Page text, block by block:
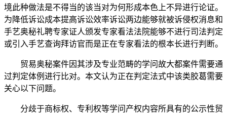
境此种做法是不得当的该当对为何形成本色上不异进行论证。
为降低诉讼成本提高诉讼效率诉讼两边能够就被诉侵权消息和
手艺奥秘礼聘专家证人颁发专家看法法院能够不进行司法判定
或引入手艺查询拜访官而是正在专家看法的根本长进行判断。
贸易奥秘案件因其涉及专业范畴的学问故大都案件需要通
过判定体例进行比对。本文认为正在判定法式中该类胶葛需要
关心以下问题。
分歧于商标权、专利权等学问产权内容所具有的公示性贸